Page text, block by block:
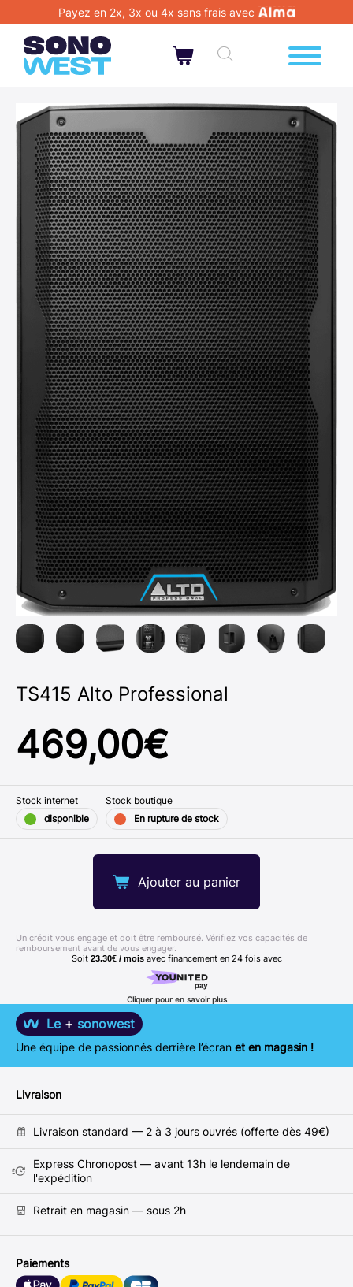
Payez en 2x, 3x ou 4x sans frais avec
TS415 Alto Professional
469,00€
Ajouter au panier
Soit 23.30€ / mois avec financement en 24 fois avec
Cliquer pour en savoir plus
Un crédit vous engage et doit être remboursé. Vérifiez vos capacités de
remboursement avant de vous engager.
Stock internet
disponible
Stock boutique
En rupture de stock
Le + sonowest
Une équipe de passionnés derrière l’écran et en magasin !
Livraison
Livraison standard — 2 à 3 jours ouvrés (offerte dès 49€)
Express Chronopost — avant 13h le lendemain de
l'expédition
Retrait en magasin — sous 2h
Paiements